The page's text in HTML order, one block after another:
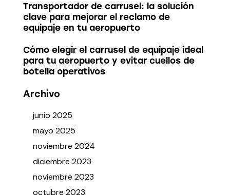
Transportador de carrusel: la solución
clave para mejorar el reclamo de
equipaje en tu aeropuerto
Cómo elegir el carrusel de equipaje ideal
para tu aeropuerto y evitar cuellos de
botella operativos
Archivo
junio2025
mayo2025
noviembre2024
diciembre2023
noviembre2023
octubre2023